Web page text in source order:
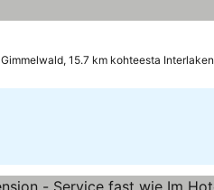
Gimmelwald, 15.7 km kohteesta Interlaken